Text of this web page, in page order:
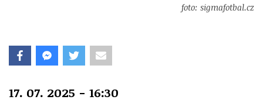
foto: sigmafotbal.cz
17. 07. 2025 - 16:30